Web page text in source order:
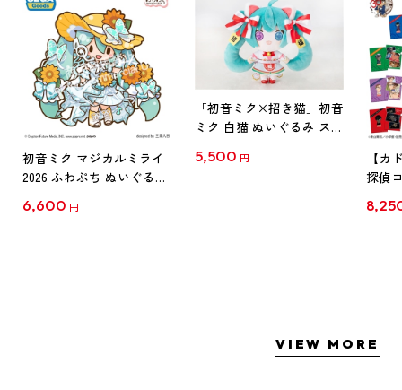
初音ミク マジカルミライ
2026 ふわぷち ぬいぐるみ
6,600 円
「初音ミク×招き猫」初音
ミク 白猫 ぬいぐるみ スタ
5,500 円
【カ
探偵
クリ
VIEW MORE